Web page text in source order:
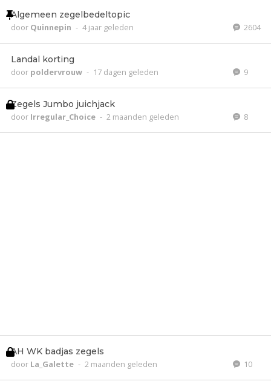
Algemeen zegelbedeltopic
door Quinnepin - 4 jaar geleden 2604
Landal korting
door poldervrouw - 17 dagen geleden 9
Zegels Jumbo juichjack
door Irregular_Choice - 2 maanden geleden 8
AH WK badjas zegels
door La_Galette - 2 maanden geleden 10